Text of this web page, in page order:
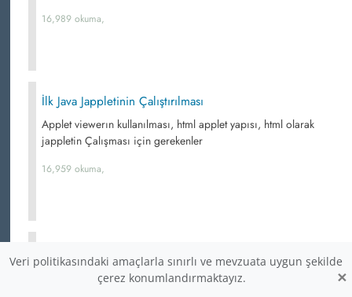
16,989 okuma,
İlk Java Jappletinin Çalıştırılması
Applet viewerın kullanılması, html applet yapısı, html olarak
jappletin Çalışması için gerekenler
16,959 okuma,
Japplet standart metotları ve metotların görevleri
Veri politikasındaki amaçlarla sınırlı ve mevzuata uygun şekilde
çerez konumlandırmaktayız.
×